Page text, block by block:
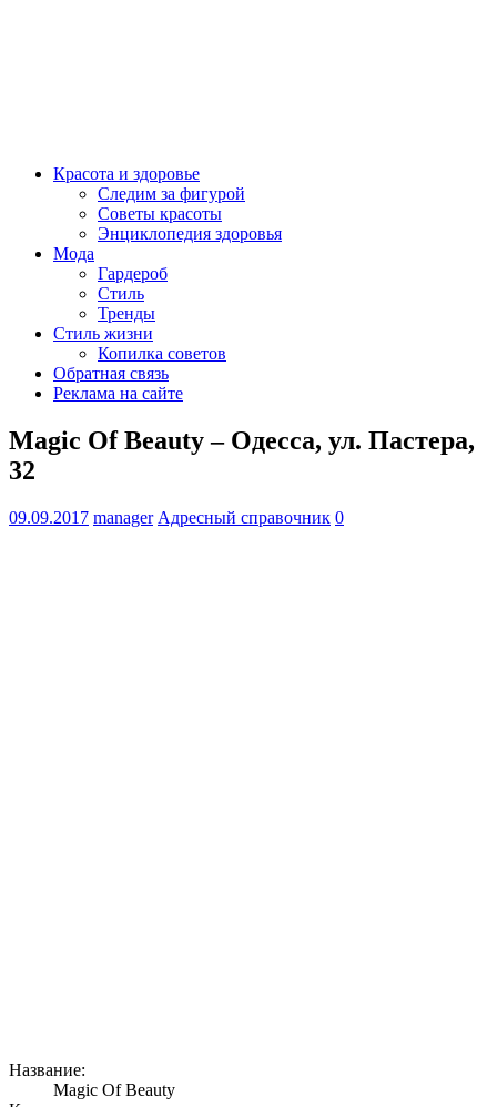
Красота и здоровье
Следим за фигурой
Советы красоты
Энциклопедия здоровья
Мода
Гардероб
Стиль
Тренды
Стиль жизни
Копилка советов
Обратная связь
Реклама на сайте
Magic Of Beauty – Одесса, ул. Пастера,
32
09.09.2017 manager Адресный справочник 0
Название:
Magic Of Beauty